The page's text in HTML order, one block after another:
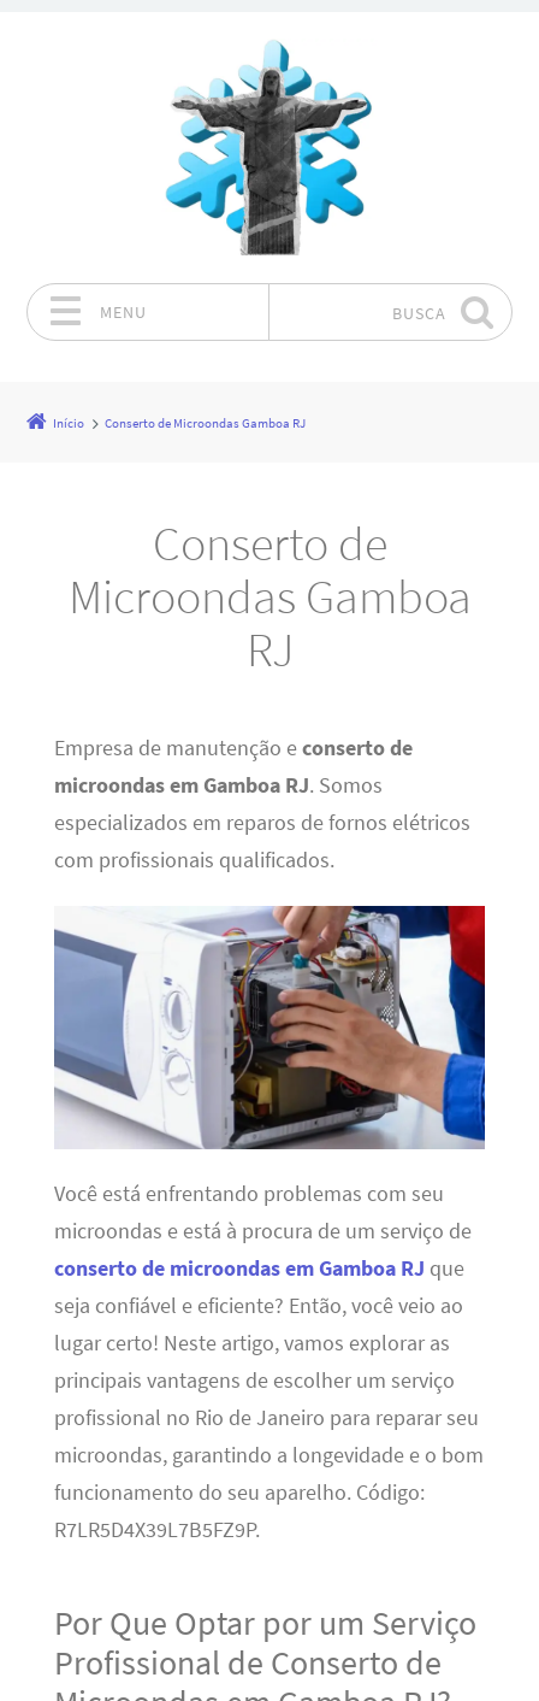
MENU BUSCA
Início Conserto de Microondas Gamboa RJ
Conserto de
Microondas Gamboa
RJ
Empresa de manutenção econserto de
microondas em Gamboa RJ. Somos
especializados em reparos de fornos elétricos
com profissionais qualificados.
Você está enfrentando problemas com seu
microondas e está à procura de um serviço de
conserto de microondas em Gamboa RJ que
seja confiável e eficiente? Então, você veio ao
lugar certo! Neste artigo, vamos explorar as
principais vantagens de escolher um serviço
profissional no Rio de Janeiro para reparar seu
microondas, garantindo a longevidade e o bom
funcionamento do seu aparelho. Código:
R7LR5D4X39L7B5FZ9P.
Por Que Optar por um Serviço
Profissional de Conserto de